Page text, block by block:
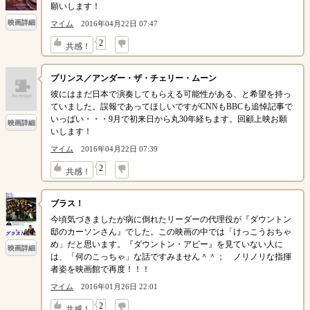
映画詳細
願いします！
マイム 2016年04月22日 07:47
共感！ 2
↓
映画詳細
プリンス／アンダー・ザ・チェリー・ムーン
彼にはまだ日本で演奏してもらえる可能性がある、と希望を持っ
ていました。誤報であってほしいですがCNNもBBCも追悼記事で
いっぱい・・・9月で初来日から丸30年経ちます。回顧上映お願
いします！
マイム 2016年04月22日 07:39
共感！ 2
↓
映画詳細
ブラス！
今頃気づきましたが病に倒れたリーダーの代理役が『ダウントン
邸のカーソンさん』でした。この映画の中では「けっこうおちゃ
め」だと思います。『ダウントン・アビー』を見ていない人に
は、「何のこっちゃ」な話ですみません＾＾； ノリノリな指揮
者姿を映画館で再度！！！
マイム 2016年01月26日 22:01
2
↓